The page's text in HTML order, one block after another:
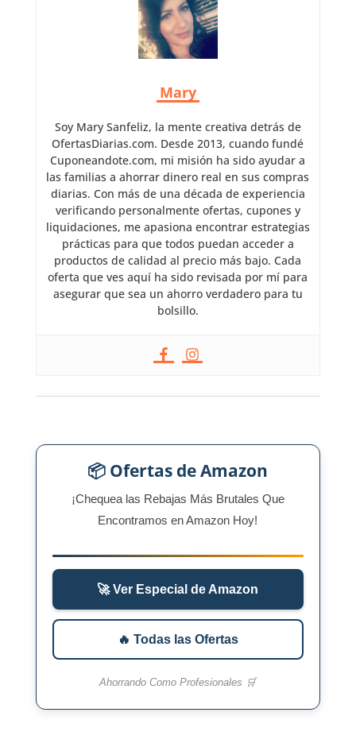
Mary
Soy Mary Sanfeliz, la mente creativa detrás de
OfertasDiarias.com. Desde 2013, cuando fundé
Cuponeandote.com, mi misión ha sido ayudar a
las familias a ahorrar dinero real en sus compras
diarias. Con más de una década de experiencia
verificando personalmente ofertas, cupones y
liquidaciones, me apasiona encontrar estrategias
prácticas para que todos puedan acceder a
productos de calidad al precio más bajo. Cada
oferta que ves aquí ha sido revisada por mí para
asegurar que sea un ahorro verdadero para tu
bolsillo.
📦 Ofertas de Amazon
¡Chequea las Rebajas Más Brutales Que
Encontramos en Amazon Hoy!
🚀 Ver Especial de Amazon
🔥 Todas las Ofertas
Ahorrando Como Profesionales 🛒